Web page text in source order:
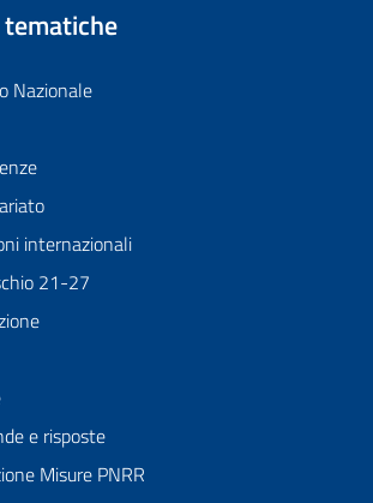
Nazionale
internazionali
21-27
e risposte
Misure PNRR